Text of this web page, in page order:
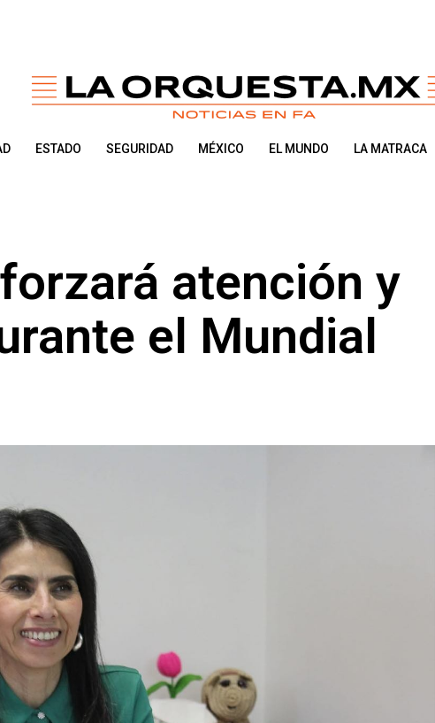
ESTADO SEGURIDAD MÉXICO EL MUNDO LA MATRACA
atención y
el Mundial